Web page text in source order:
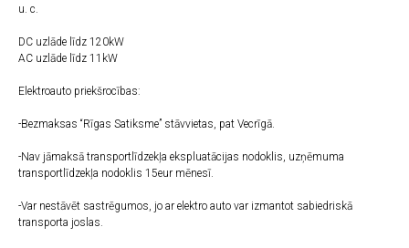
u. c.
DC uzlāde līdz 120kW
AC uzlāde līdz 11kW
Elektroauto priekšrocības:
-Bezmaksas “Rīgas Satiksme” stāvvietas, pat Vecrīgā.
-Nav jāmaksā transportlīdzekļa ekspluatācijas nodoklis, uzņēmuma
transportlīdzekļa nodoklis 15eur mēnesī.
-Var nestāvēt sastrēgumos, jo ar elektro auto var izmantot sabiedriskā
transporta joslas.